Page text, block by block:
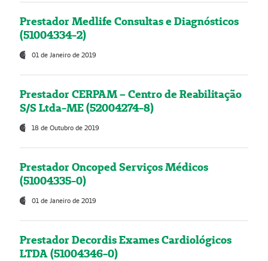
Prestador Medlife Consultas e Diagnósticos
(51004334-2)
01 de Janeiro de 2019
Prestador CERPAM – Centro de Reabilitação
S/S Ltda-ME (52004274-8)
18 de Outubro de 2019
Prestador Oncoped Serviços Médicos
(51004335-0)
01 de Janeiro de 2019
Prestador Decordis Exames Cardiológicos
LTDA (51004346-0)